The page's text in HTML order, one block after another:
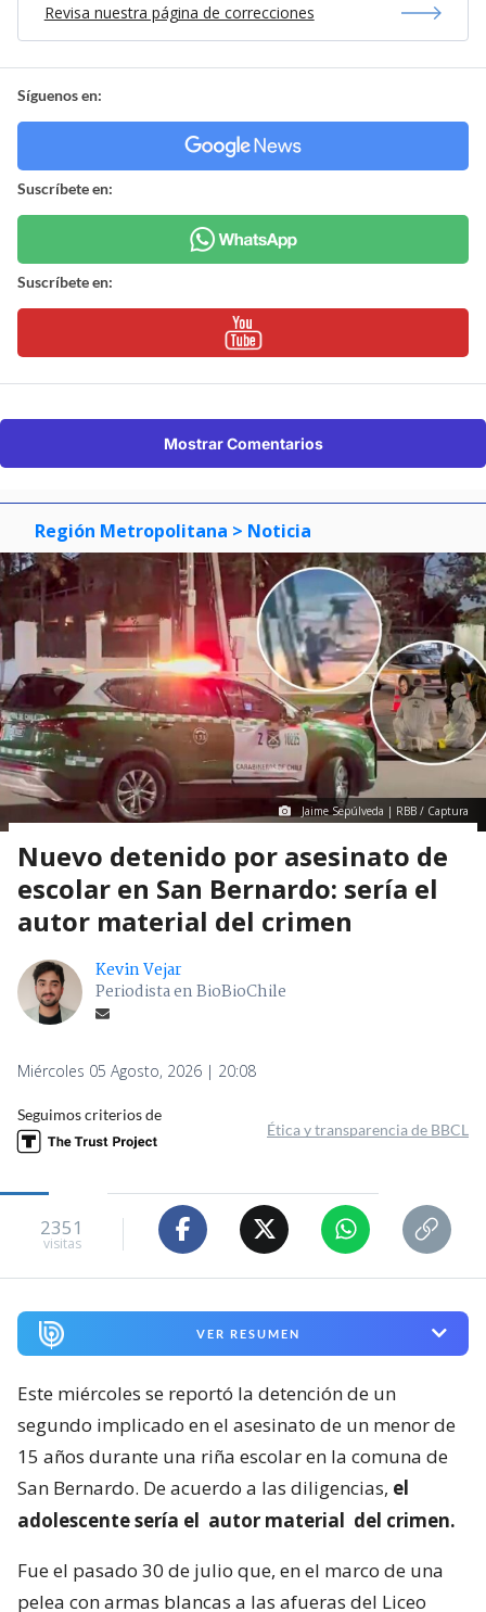
Revisa nuestra página de correcciones
Síguenos en:
Suscríbete en:
Suscríbete en:
Mostrar Comentarios
Región Metropolitana > Noticia
Jaime Sepúlveda | RBB / Captura
Nuevo detenido por asesinato de
escolar en San Bernardo: sería el
autor material del crimen
Kevin Vejar
Periodista en BioBioChile
Miércoles 05 Agosto, 2026 | 20:08
Seguimos criterios de
Ética y transparencia de BBCL
2351
visitas
VER RESUMEN
Este miércoles se reportó la detención de un
segundo implicado en el asesinato de un menor de
15 años durante una riña escolar en la comuna de
San Bernardo. De acuerdo a las diligencias, el
adolescente sería el autor material del crimen.
Fue el pasado 30 de julio que, en el marco de una
pelea con armas blancas a las afueras del Liceo